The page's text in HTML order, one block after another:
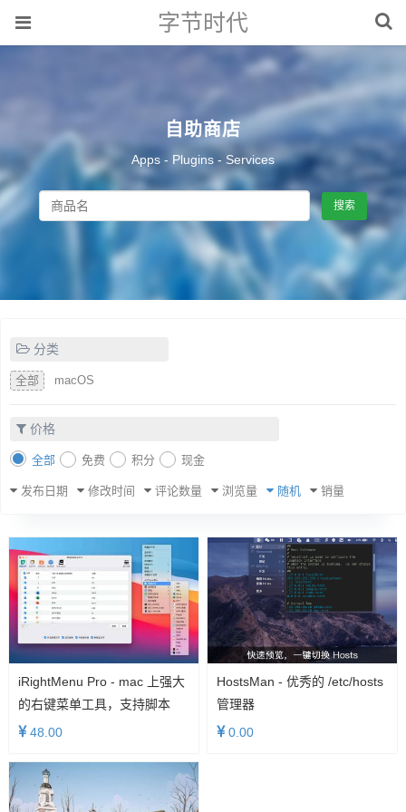
字节时代
自助商店
Apps - Plugins - Services
搜索
分类
全部 macOS
价格
全部 免费 积分 现金
发布日期 修改时间 评论数量 浏览量 随机 销量
iRightMenu Pro - mac 上强大
的右键菜单工具，支持脚本
48.00
HostsMan - 优秀的 /etc/hosts
管理器
0.00